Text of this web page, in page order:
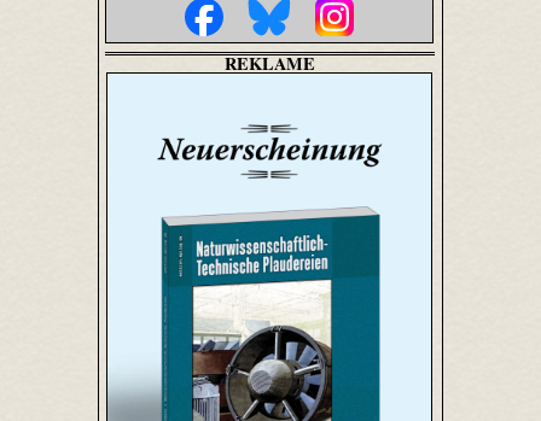
REKLAME